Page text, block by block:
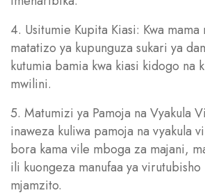
4. Usitumie Kupita Kiasi: Kwa
matatizo ya kupunguza sukari ya
kutumia bamia kwa kiasi kidogo na
mwilini.
5. Matumizi ya Pamoja na Vyakula
inaweza kuliwa pamoja na vyakula
bora kama vile mboga za majani,
ili kuongeza manufaa ya virutubisho
mjamzito.